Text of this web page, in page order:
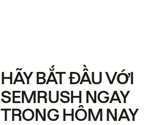
HÃY BẮT ĐẦU VỚI
SEMRUSH NGAY
TRONG HÔM NAY